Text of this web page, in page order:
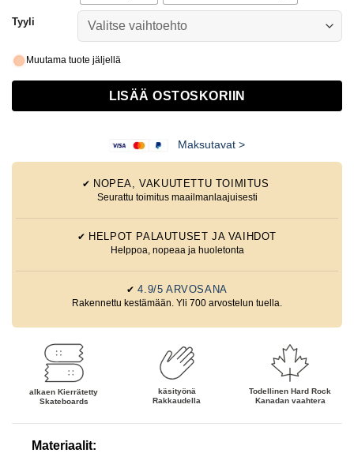
Tyyli
Muutama tuote jäljellä
LISÄÄ OSTOSKORIIN
Maksutavat >
✔ NOPEA, VAKUUTETTU TOIMITUS
Seurattu toimitus maailmanlaajuisesti
✔ HELPOT PALAUTUSET JA VAIHDOT
Helppoa, nopeaa ja huoletonta
✔4.9/5 ARVOSANA
Rakennettu kestämään. Yli 700 arvostelun tuella.
alkaenKierrätetty
Skateboards
käsityönä
Rakkaudella
Todellinen Hard Rock
Kanadan vaahtera
Materiaalit: